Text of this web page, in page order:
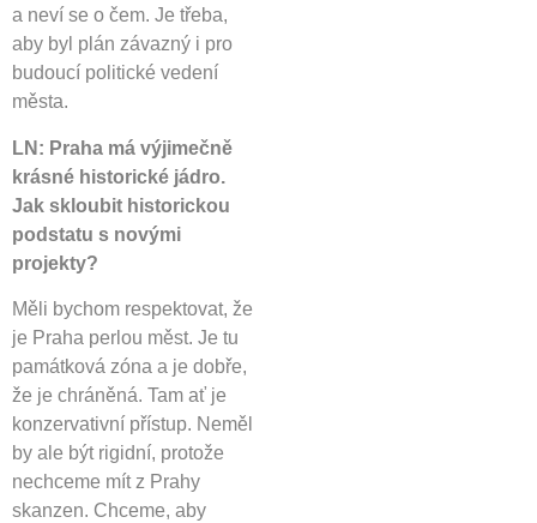
a neví se o čem. Je třeba,
aby byl plán závazný i pro
budoucí politické vedení
města.
LN: Praha má výjimečně
krásné historické jádro.
Jak skloubit historickou
podstatu s novými
projekty?
Měli bychom respektovat, že
je Praha perlou měst. Je tu
památková zóna a je dobře,
že je chráněná. Tam ať je
konzervativní přístup. Neměl
by ale být rigidní, protože
nechceme mít z Prahy
skanzen. Chceme, aby